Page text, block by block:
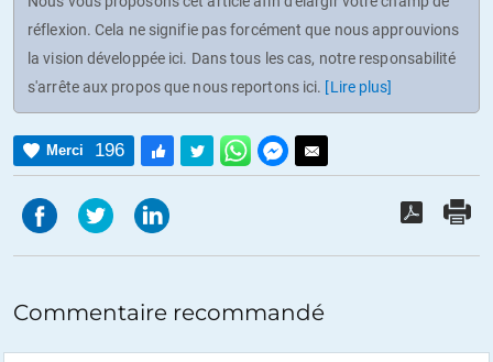
réflexion. Cela ne signifie pas forcément que nous approuvions
la vision développée ici. Dans tous les cas, notre responsabilité
s'arrête aux propos que nous reportons ici. [Lire plus]
Merci 196
Commentaire recommandé